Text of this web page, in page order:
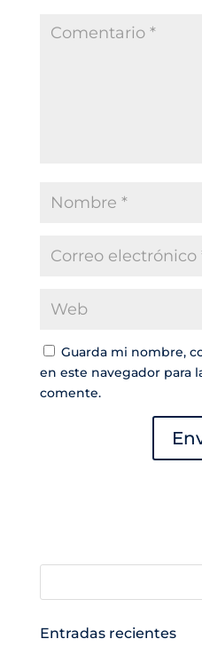
Guarda mi nombre,
en este navegador para
comente.
Entradas recientes